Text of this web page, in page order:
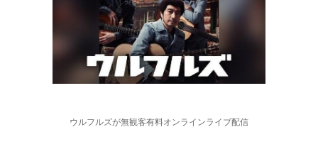
ウルフルズが無観客有料オンラインライブ配信